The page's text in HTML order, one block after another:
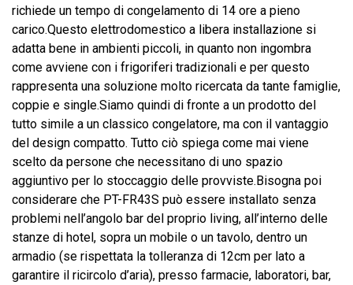
richiede un tempo di congelamento di 14 ore a pieno
carico.Questo elettrodomestico a libera installazione si
adatta bene in ambienti piccoli, in quanto non ingombra
come avviene con i frigoriferi tradizionali e per questo
rappresenta una soluzione molto ricercata da tante famiglie,
coppie e single.Siamo quindi di fronte a un prodotto del
tutto simile a un classico congelatore, ma con il vantaggio
del design compatto. Tutto ciò spiega come mai viene
scelto da persone che necessitano di uno spazio
aggiuntivo per lo stoccaggio delle provviste.Bisogna poi
considerare che PT-FR43S può essere installato senza
problemi nell’angolo bar del proprio living, all’interno delle
stanze di hotel, sopra un mobile o un tavolo, dentro un
armadio (se rispettata la tolleranza di 12cm per lato a
garantire il ricircolo d’aria), presso farmacie, laboratori, bar,